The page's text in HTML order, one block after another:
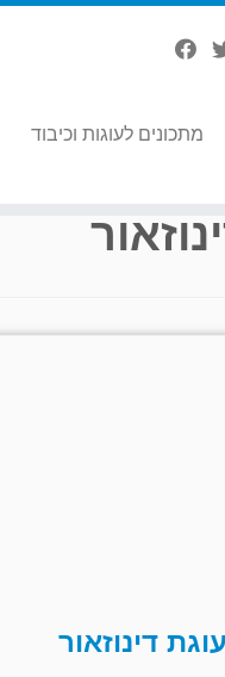
מתכונים לעוגות וכיבוד
עוגת דינוזאור